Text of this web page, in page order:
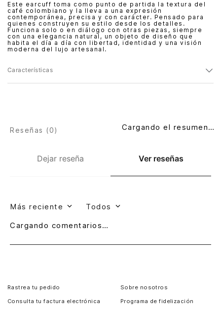
Este earcuff toma como punto de partida la textura del
café colombiano y la lleva a una expresión
contemporánea, precisa y con carácter. Pensado para
quienes construyen su estilo desde los detalles.
Funciona solo o en diálogo con otras piezas, siempre
con una elegancia natural, un objeto de diseño que
habita el día a día con libertad, identidad y una visión
moderna del lujo artesanal.
Características
Dejar reseña Ver reseñas
Reseñas (0) Cargando el resumen…
Más reciente Todos
Cargando comentarios…
Rastrea tu pedido
Consulta tu factura electrónica
Sobre nosotros
Programa de fidelización